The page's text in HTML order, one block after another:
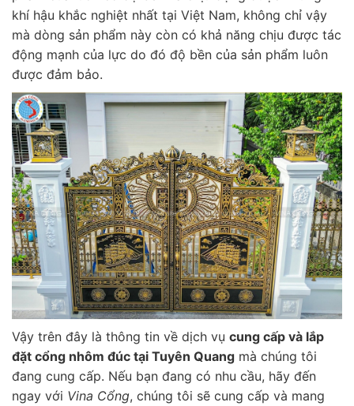
khí hậu khắc nghiệt nhất tại Việt Nam, không chỉ vậy
mà dòng sản phẩm này còn có khả năng chịu được tác
động mạnh của lực do đó độ bền của sản phẩm luôn
được đảm bảo.
Vậy trên đây là thông tin về dịch vụ cung cấp và lắp
đặt cổng nhôm đúc tại Tuyên Quang mà chúng tôi
đang cung cấp. Nếu bạn đang có nhu cầu, hãy đến
ngay với Vina Cổng, chúng tôi sẽ cung cấp và mang